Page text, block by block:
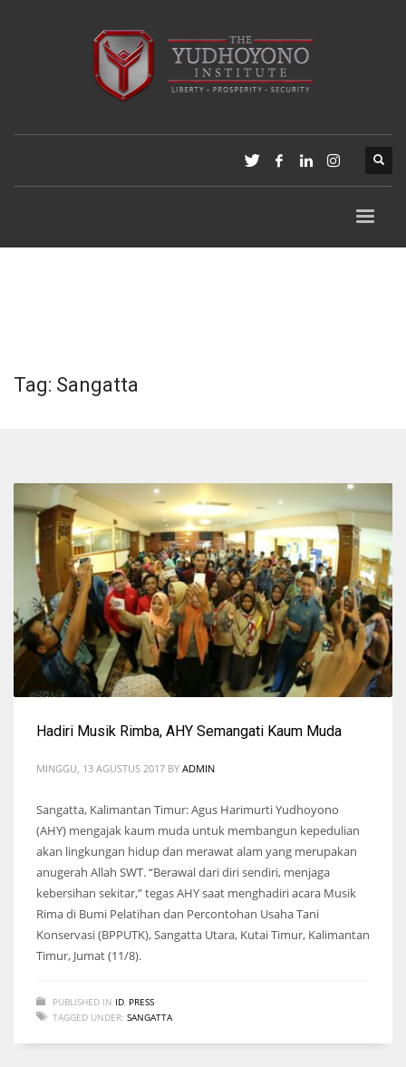
Tag: Sangatta
Hadiri Musik Rimba, AHY Semangati Kaum Muda
MINGGU, 13 AGUSTUS 2017 BY ADMIN
Sangatta, Kalimantan Timur: Agus Harimurti Yudhoyono
(AHY) mengajak kaum muda untuk membangun kepedulian
akan lingkungan hidup dan merawat alam yang merupakan
anugerah Allah SWT. “Berawal dari diri sendiri, menjaga
kebersihan sekitar,” tegas AHY saat menghadiri acara Musik
Rima di Bumi Pelatihan dan Percontohan Usaha Tani
Konservasi (BPPUTK), Sangatta Utara, Kutai Timur, Kalimantan
Timur, Jumat (11/8).
PUBLISHED IN ID PRESS
TAGGED UNDER: SANGATTA